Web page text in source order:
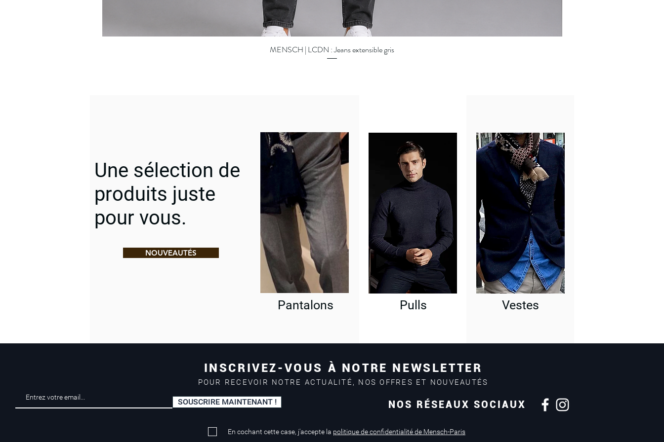
Quick View
MENSCH | LCDN : Jeans extensible gris
Une sélection de
produits juste
pour vous.
NOUVEAUTÉS
Pantalons Pulls Vestes
Mastercard, Visa
en magasin
INSCRIVEZ-VOUS À NOTRE NEWSLETTER
POUR RECEVOIR NOTRE ACTUALITÉ, NOS OFFRES ET NOUVEAUTÉS
SOUSCRIRE MAINTENANT ! NOS RÉSEAUX SOCIAUX
En cochant cette case, j'accepte la politique de confidentialité de Mensch-Paris